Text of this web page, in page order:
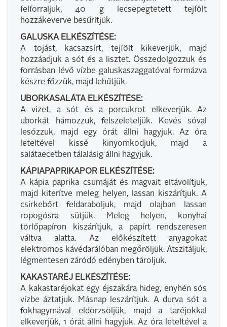
felforraljuk, 40 g lecsepegtetett tejfölt
hozzákeverve besűrítjük.
GALUSKA ELKÉSZÍTÉSE:
A tojást, kacsazsírt, tejfölt kikeverjük, majd
hozzáadjuk a sót és a lisztet. Összedolgozzuk és
forrásban lévő vízbe galuskaszaggatóval formázva
készre főzzük, majd lehűtjük.
UBORKASALÁTA ELKÉSZÍTÉSE:
A vizet, a sót és a porcukrot elkeverjük. Az
uborkát hámozzuk, felszeleteljük. Kevés sóval
lesózzuk, majd egy órát állni hagyjuk. Az óra
leteltével kissé kinyomkodjuk, majd a
salátaecetben tálalásig állni hagyjuk.
KÁPIAPAPRIKAPOR ELKÉSZÍTÉSE:
A kápia paprika csumáját és magvait eltávolítjuk,
majd kiterítve meleg helyen, lassan kiszárítjuk. A
csirkebőrt feldaraboljuk, majd olajban lassan
ropogósra sütjük. Meleg helyen, konyhai
törlőpapíron kiszárítjuk, a papírt rendszeresen
váltva alatta. Az előkészített anyagokat
elektromos kávédarálóban megőröljük. Átszitáljuk,
légmentesen záródó edényben tároljuk.
KAKASTARÉJ ELKÉSZÍTÉSE:
A kakastaréjokat egy éjszakára hideg, enyhén sós
vízbe áztatjuk. Másnap leszárítjuk. A durva sót a
fokhagymával eldörzsöljük, majd a taréjokkal
elkeverjük, 1 órát állni hagyjuk. Az óra leteltével a